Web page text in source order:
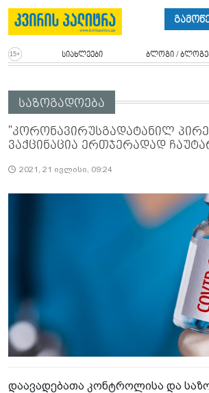
სიახლეები ბლოგი /
საზოგადოება
"კორონავირუსგადატანილ
ვაქცინაცია ერთჯერადად
2021, 21 ივლისი, 09:24
დაავადებათა კონტროლისა და